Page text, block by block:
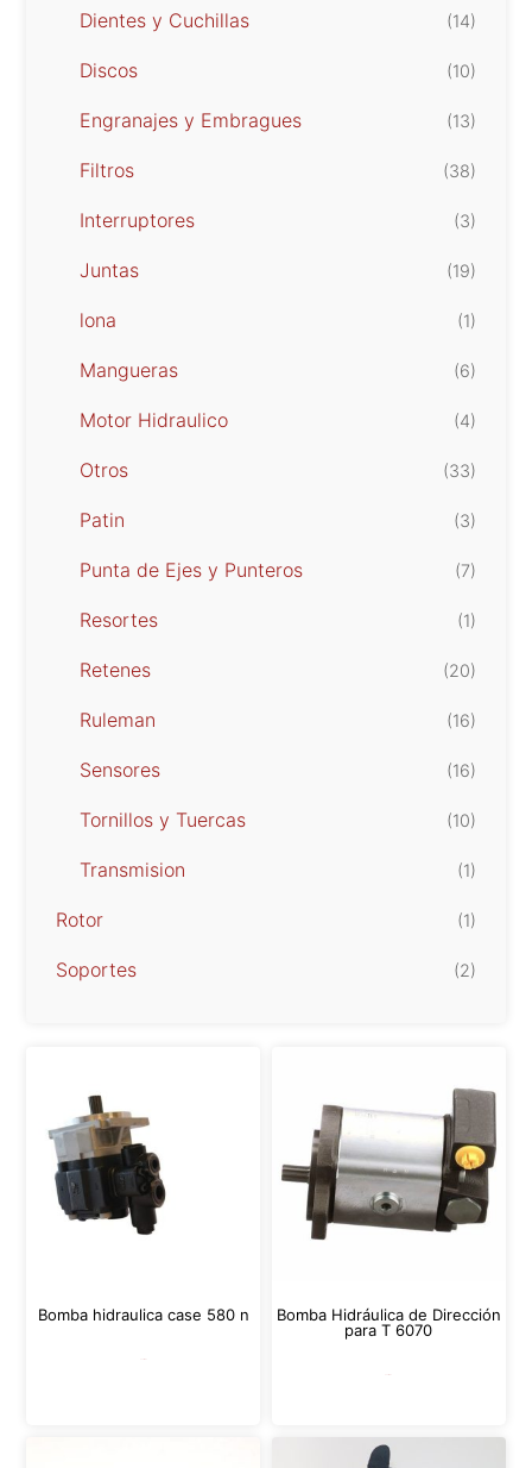
Dientes y Cuchillas (14)
Discos (10)
Engranajes y Embragues (13)
Filtros (38)
Interruptores (3)
Juntas (19)
lona (1)
Mangueras (6)
Motor Hidraulico (4)
Otros (33)
Patin (3)
Punta de Ejes y Punteros (7)
Resortes (1)
Retenes (20)
Ruleman (16)
Sensores (16)
Tornillos y Tuercas (10)
Transmision (1)
Rotor (1)
Soportes (2)
Bomba hidraulica case 580 n
Bomba Hidráulica de Dirección
para T 6070